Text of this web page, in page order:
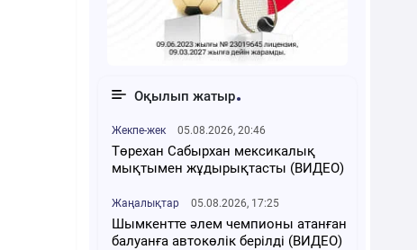
Оқылып жатыр
Жекпе-жек 05.08.2026, 20:46
Төрехан Сабырхан мексикалық
мықтымен жұдырықтасты (ВИДЕО)
Жаңалықтар 05.08.2026, 17:25
Шымкентте әлем чемпионы атанған
балуанға автокөлік берілді (ВИДЕО)